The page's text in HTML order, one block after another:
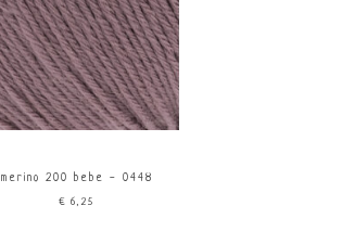
merino 200 bebe - 0448
€6,25